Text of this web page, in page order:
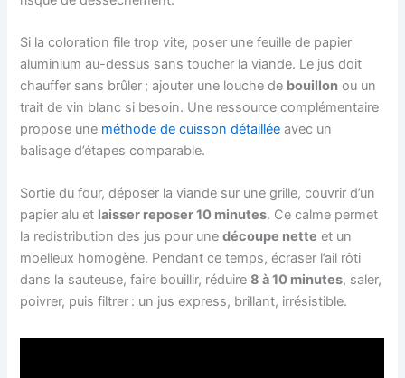
Si la coloration file trop vite, poser une feuille de papier
aluminium au-dessus sans toucher la viande. Le jus doit
chauffer sans brûler ; ajouter une louche de bouillon ou un
trait de vin blanc si besoin. Une ressource complémentaire
propose une méthode de cuisson détaillée avec un
balisage d’étapes comparable.
Sortie du four, déposer la viande sur une grille, couvrir d’un
papier alu et laisser reposer 10 minutes. Ce calme permet
la redistribution des jus pour unedécoupe nette et un
moelleux homogène. Pendant ce temps, écraser l’ail rôti
dans la sauteuse, faire bouillir, réduire8 à 10 minutes, saler,
poivrer, puis filtrer : un jus express, brillant, irrésistible.